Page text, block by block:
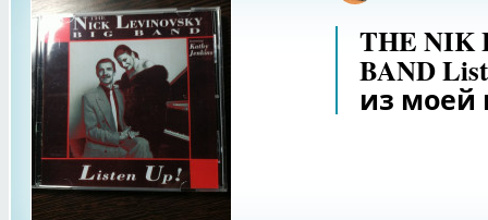
THE NIK
BAND
из моей